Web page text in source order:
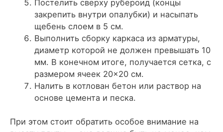
Постелить сверху рубероид (концы
закрепить внутри опалубки) и насыпать
щебень слоем в 5 см.
Выполнить сборку каркаса из арматуры,
диаметр которой не должен превышать 10
мм. В конечном итоге, получается сетка, с
размером ячеек 20×20 см.
Налить в котлован бетон или раствор на
основе цемента и песка.
При этом стоит обратить особое внимание на